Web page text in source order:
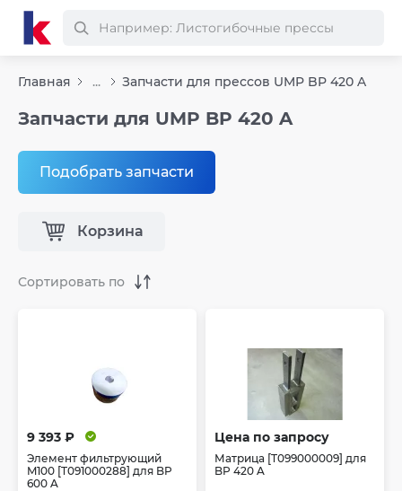
Главная ... Запчасти для прессов UMP BP 420 A
Запчасти для UMP BP 420 A
Подобрать запчасти
Корзина
9 393 ₽
Элемент фильтрующий
M100 [T091000288] для BP
600 A
Цена по запросу
Матрица [T099000009] для
BP 420 A